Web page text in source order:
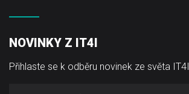
NOVINKY Z IT4I
Přihlaste se k odběru novinek ze světa IT4I